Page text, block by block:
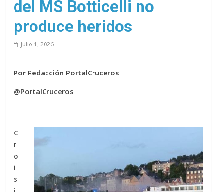
en
un
solo
sitio
del MS Botticelli no
produce heridos
Julio 1, 2026
Por Redacción PortalCruceros
@PortalCruceros
C
r
o
i
s